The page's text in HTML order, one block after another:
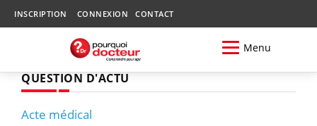
INSCRIPTION CONNEXION CONTACT
Menu
QUESTION D'ACTU
Acte médical